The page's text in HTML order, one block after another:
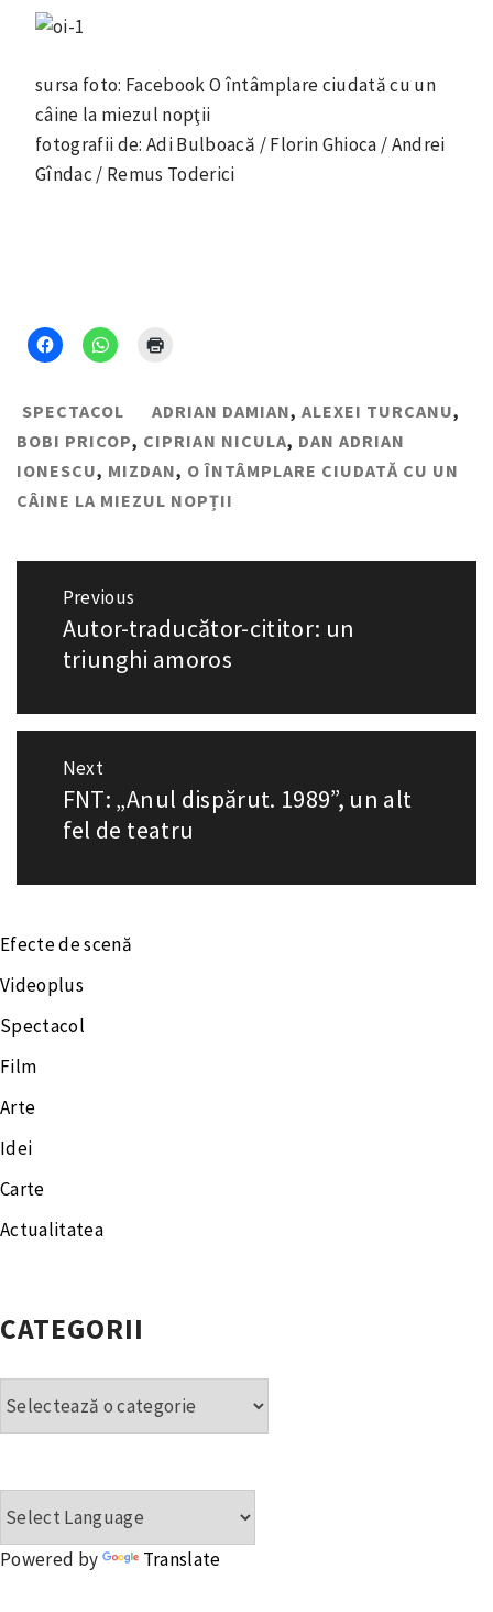
sursa foto: Facebook O întâmplare ciudată cu un
câine la miezul nopţii
fotografii de: Adi Bulboacă / Florin Ghioca / Andrei
Gîndac / Remus Toderici
SPECTACOL ADRIAN DAMIAN, ALEXEI TURCANU,
BOBI PRICOP, CIPRIAN NICULA, DAN ADRIAN
IONESCU, MIZDAN, O ÎNTÂMPLARE CIUDATĂ CU UN
CÂINE LA MIEZUL NOPȚII
Navigare
articole
Previous
Previous
post:
Αutor-traducător-cititor: un
triunghi amoros
Next
Next
post:
FNT: „Anul dispărut. 1989”, un alt
fel de teatru
Efecte de scenă
Videoplus
Spectacol
Film
Arte
Idei
Carte
Actualitatea
CATEGORII
Powered by Translate